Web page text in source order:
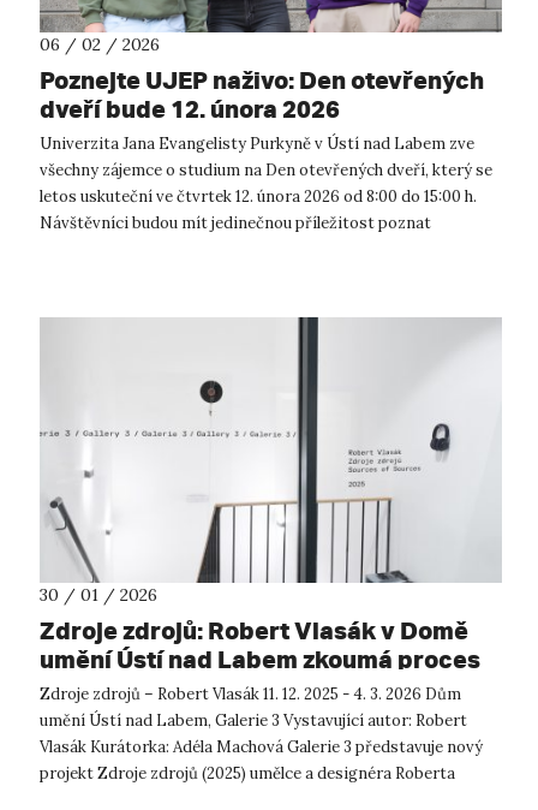
06 / 02 / 2026
Poznejte UJEP naživo: Den otevřených
dveří bude 12. února 2026
Univerzita Jana Evangelisty Purkyně v Ústí nad Labem zve
všechny zájemce o studium na Den otevřených dveří, který se
letos uskuteční ve čtvrtek 12. února 2026 od 8:00 do 15:00 h.
Návštěvníci budou mít jedinečnou příležitost poznat
30 / 01 / 2026
Zdroje zdrojů: Robert Vlasák v Domě
umění Ústí nad Labem zkoumá proces
vzniku a proměny zvuku
Zdroje zdrojů – Robert Vlasák 11. 12. 2025 - 4. 3. 2026 Dům
umění Ústí nad Labem, Galerie 3 Vystavující autor: Robert
Vlasák Kurátorka: Adéla Machová Galerie 3 představuje nový
projekt Zdroje zdrojů (2025) umělce a designéra Roberta